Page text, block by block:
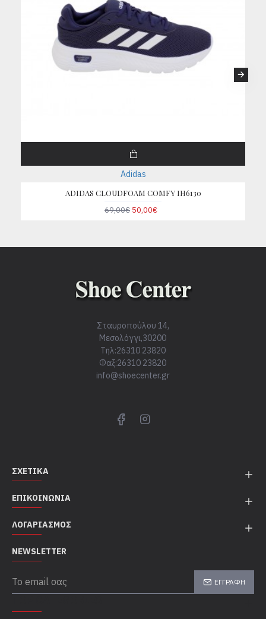
Adidas
ADIDAS CLOUDFOAM COMFY IH6130
69,00€ 50,00€
Σταυροπούλου 14,
Μεσολόγγι,30200
Τηλ:26310 23820
Φαξ:26310 23820
info@shoecenter.gr
ΣΧΕΤΙΚΆ
ΕΠΙΚΟΙΝΩΝΊΑ
ΛΟΓΑΡΙΑΣΜΌΣ
NEWSLETTER
ΕΓΓΡΑΦΉ